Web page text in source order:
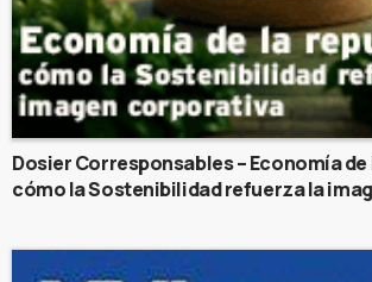
Dosier Corresponsables – Economía
cómo la Sostenibilidad refuerza la